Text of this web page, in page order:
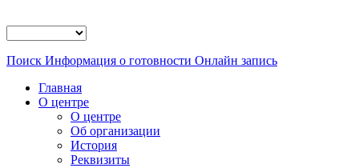
Поиск Информация о готовности Онлайн запись
Главная
О центре
О центре
Об организации
История
Реквизиты